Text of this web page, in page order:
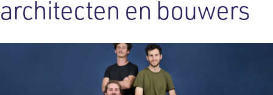
architecten en bouwers